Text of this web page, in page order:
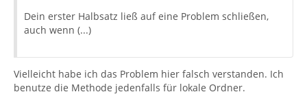
Dein erster Halbsatz ließ auf eine Problem schließen,
auch wenn (...)
Vielleicht habe ich das Problem hier falsch verstanden. Ich
benutze die Methode jedenfalls für lokale Ordner.